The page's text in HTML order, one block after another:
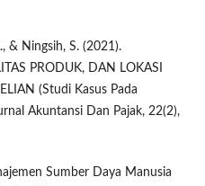
& Ningsih, S. (2021).
PRODUK, DAN LOKASI
(Studi Kasus Pada
Akuntansi Dan Pajak, 22(2),
Sumber Daya Manusia